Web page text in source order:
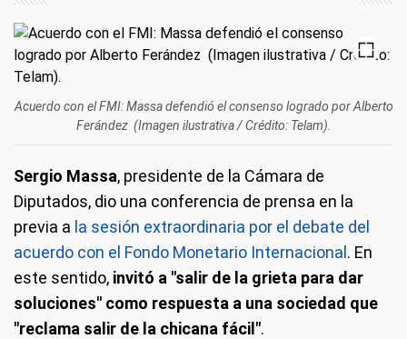
Acuerdo con el FMI: Massa defendió el consenso logrado por Alberto
Ferández (Imagen ilustrativa / Crédito: Telam).
Sergio Massa, presidente de la Cámara de
Diputados, dio una conferencia de prensa en la
previa a la sesión extraordinaria por el debate del
acuerdo con el Fondo Monetario Internacional . En
este sentido, invitó a "salir de la grieta para dar
soluciones" como respuesta a una sociedad que
"reclama salir de la chicana fácil".